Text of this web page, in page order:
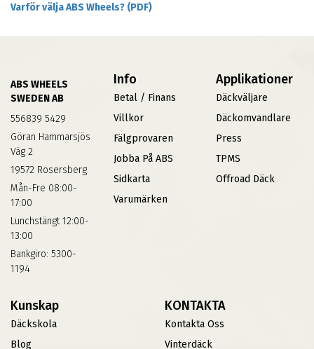
Varför välja ABS Wheels? (PDF)
ABS WHEELS
SWEDEN AB
556839 5429
Göran Hammarsjös
Väg 2
19572 Rosersberg
Mån-Fre 08:00-
17:00
Lunchstängt 12:00-
13:00
Bankgiro: 5300-
1194
Info
Betal / Finans
Villkor
Fälgprovaren
Jobba På ABS
Sidkarta
Varumärken
Applikationer
Däckväljare
Däckomvandlare
Press
TPMS
Offroad Däck
Kunskap
Däckskola
Blog
KONTAKTA
Kontakta Oss
Vinterdäck